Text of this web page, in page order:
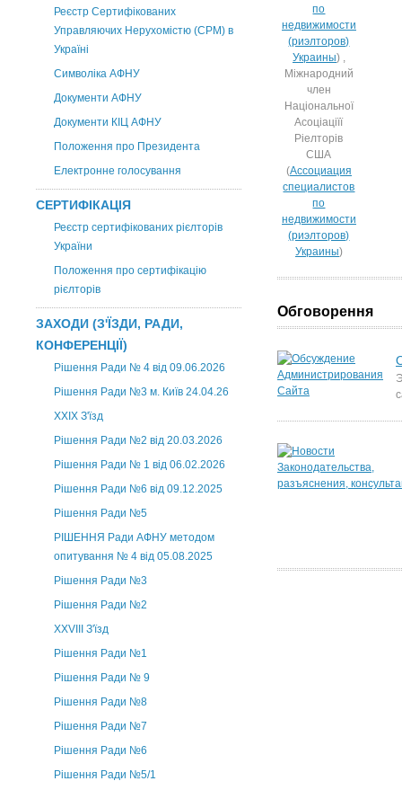
Реєстр Сертифікованих
Управляючих Нерухомістю (CPM) в
Україні
Символіка АФНУ
Документи АФНУ
Документи КІЦ АФНУ
Положення про Президента
Електронне голосування
СЕРТИФІКАЦІЯ
Реєстр сертифікованих рієлторів
України
Положення про сертифікацію
рієлторів
ЗАХОДИ (З'ЇЗДИ, РАДИ,
КОНФЕРЕНЦІЇ)
Рішення Ради № 4 від 09.06.2026
Рішення Ради №3 м. Київ 24.04.26
XXІХ З'їзд
Рішення Ради №2 від 20.03.2026
Рішення Ради № 1 від 06.02.2026
Рішення Ради №6 від 09.12.2025
Рішення Ради №5
РІШЕННЯ Ради АФНУ методом
опитування № 4 від 05.08.2025
Рішення Ради №3
Рішення Ради №2
XXVIII З'їзд
Рішення Ради №1
Рішення Ради № 9
Рішення Ради №8
Рішення Ради №7
Рішення Ради №6
Рішення Ради №5/1
по
недвижимости
(риэлторов)
Украины) ,
Міжнародний
член
Національної
Асоціаціїї
Ріелторів
США
(Ассоциация
специалистов
по
недвижимости
(риэлторов)
Украины)
Обговорення